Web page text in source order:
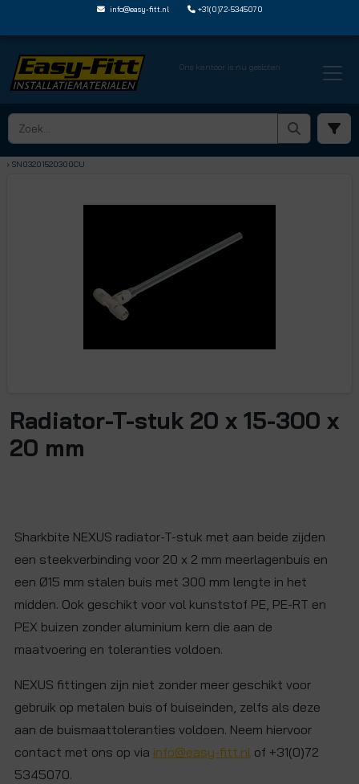
info@easy-fitt.nl +31(0)72-5345070
Ons kantoor is nu gesloten
HOME › SHARKBITE NEXUS STEEKFITTINGEN › NEXUS RADIATORAANSLUITING
› SN03201520300CU
Radiator-T-stuk 20 x 15-300 x
20 mm
Sharkbite NEXUS radiator-T-stuk met aan beide zijden
een steekverbinding voor 20 x 2 mm meerlagenbuis en
een Ø15 mm stalen buis met 300 mm lengte in het
midden. Ook geschikt voor vol kunststof PE, PE-RT en
PEX buizen zonder aluminium kern die aan de
maatvoering en toleranties voldoen.
NEXUS fittingen zijn niet zonder meer geschikt voor
gebruik op metalen buis of buiseinden, zelfs als deze
aan de buismaattoleranties voldoen. Neem hiervoor
contact met ons op via info@easy-fitt.nl of +31(0)72
5345070.